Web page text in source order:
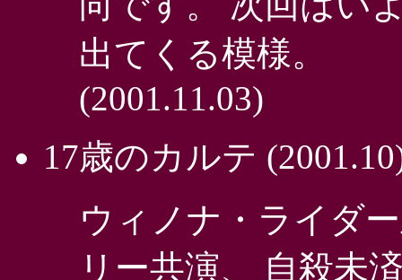
出てくる模様。
(2001.11.03)
17歳のカルテ
ウィノナ・ライダ
リー共演、 自殺未